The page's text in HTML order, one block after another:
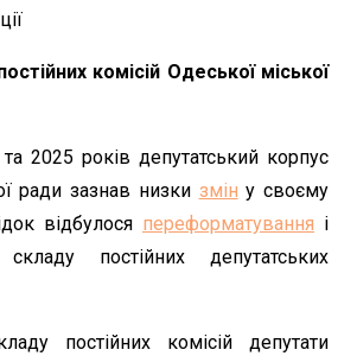
комісій Одеської міської
2025 років депутатський корпус
ради зазнав низки змін у своєму
відбулося переформатування і
складу постійних депутатських
постійних комісій депутати